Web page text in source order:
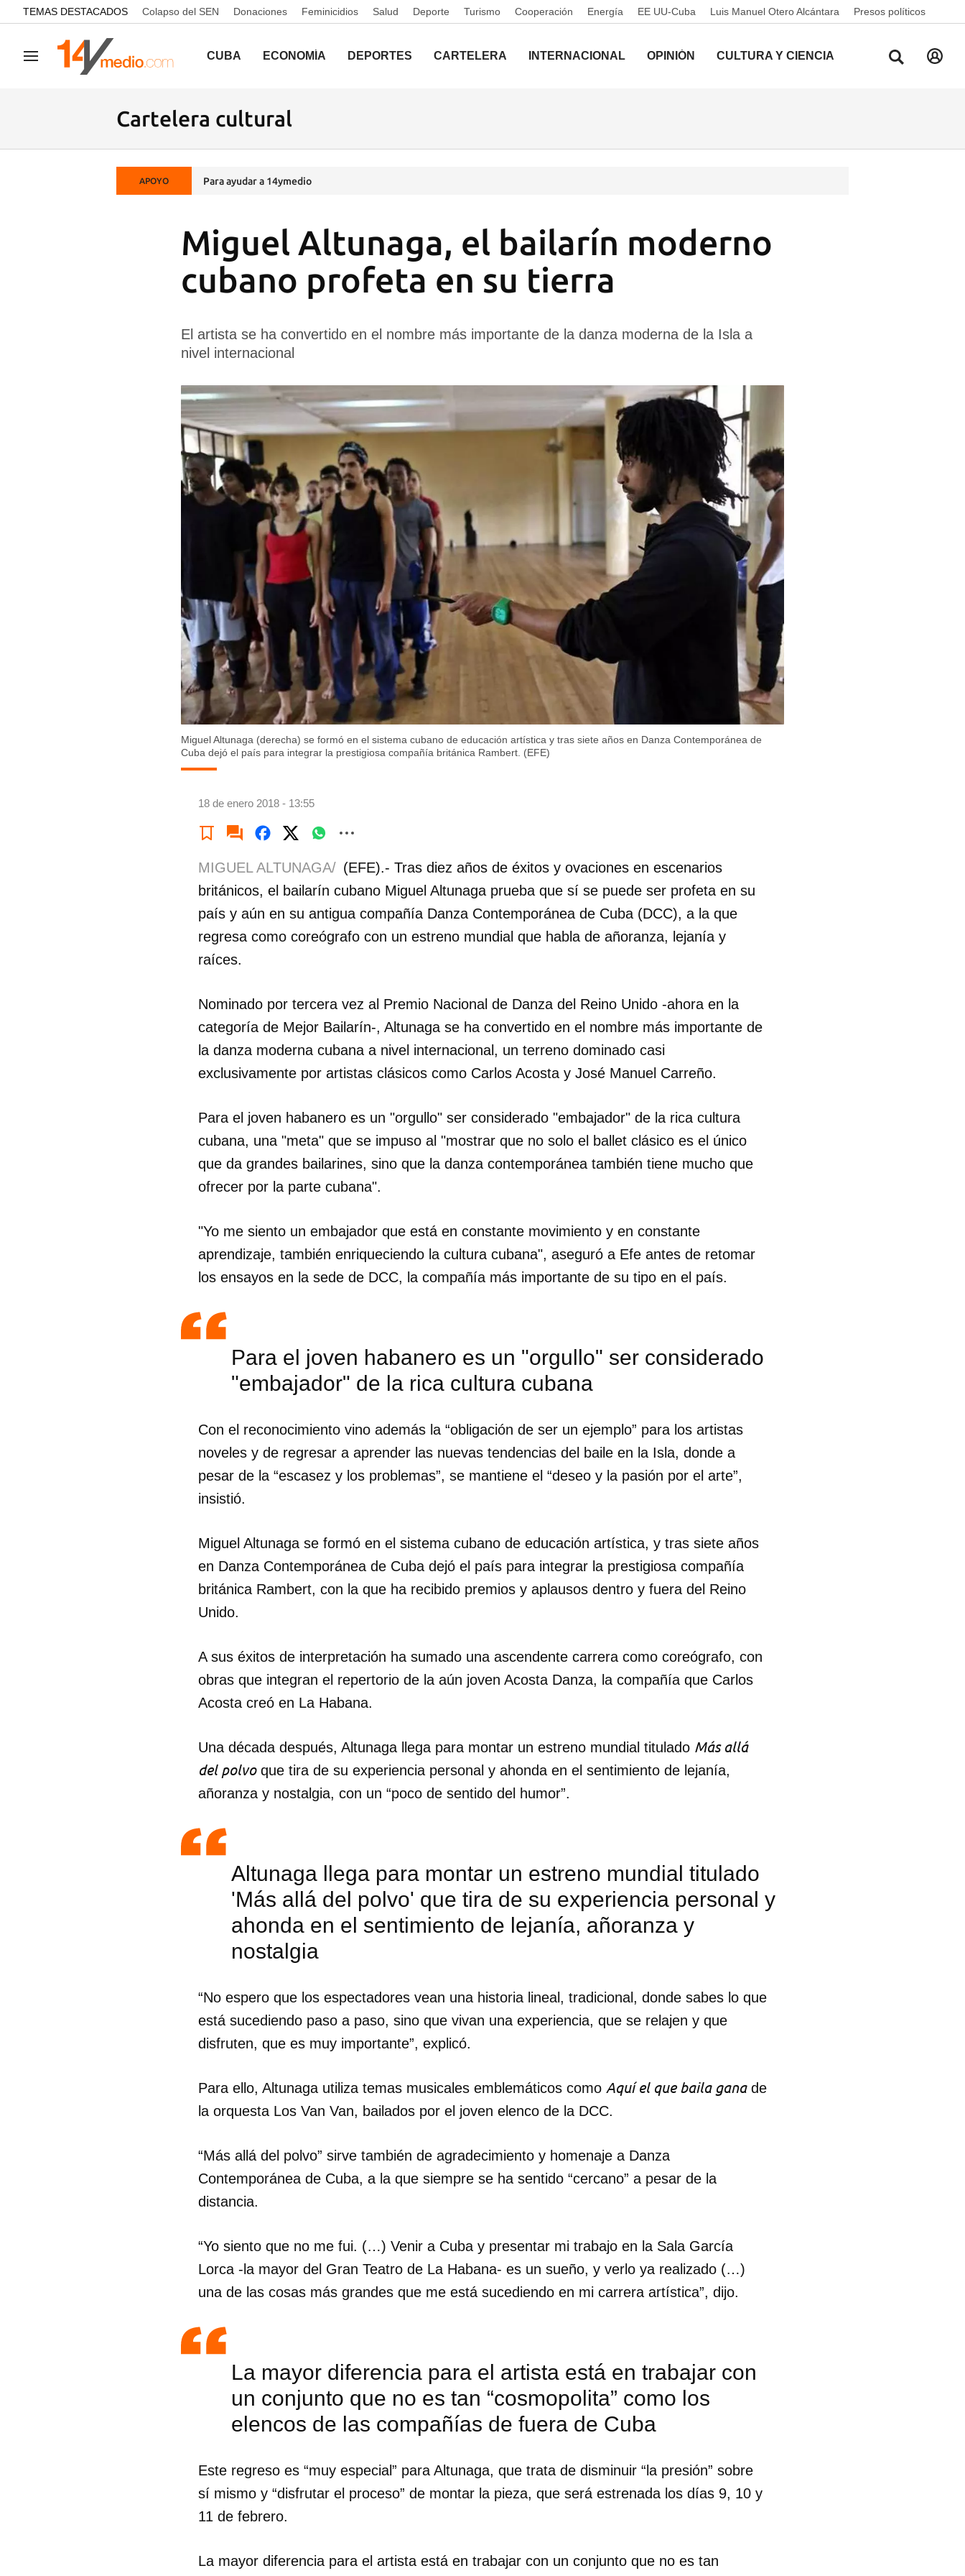
common.go-to-content
TEMAS DESTACADOS Colapso del SEN Donaciones Feminicidios Salud Deporte Turismo Cooperación Energía EE UU-Cuba Luis Manuel Otero Alcántara Presos políticos
Navegación CUBA ECONOMÍA DEPORTES CARTELERA INTERNACIONAL OPINIÓN CULTURA Y CIENCIA
Cartelera cultural
APOYO Para ayudar a 14ymedio
Miguel Altunaga, el bailarín moderno
cubano profeta en su tierra
El artista se ha convertido en el nombre más importante de la danza moderna de la Isla a
nivel internacional
Miguel Altunaga (derecha) se formó en el sistema cubano de educación artística y tras siete años en Danza Contemporánea de
Cuba dejó el país para integrar la prestigiosa compañía británica Rambert. (EFE)
18 de enero 2018 - 13:55
Guardar como favorito
Para poder guardar como favorito, primero has de iniciar sesión con tu
cuenta de 14ymedio.
MIGUEL ALTUNAGA/ (EFE).- Tras diez años de éxitos y ovaciones en escenarios
británicos, el bailarín cubano Miguel Altunaga prueba que sí se puede ser profeta en su
país y aún en su antigua compañía Danza Contemporánea de Cuba (DCC), a la que
regresa como coreógrafo con un estreno mundial que habla de añoranza, lejanía y
raíces.
Nominado por tercera vez al Premio Nacional de Danza del Reino Unido -ahora en la
categoría de Mejor Bailarín-, Altunaga se ha convertido en el nombre más importante de
la danza moderna cubana a nivel internacional, un terreno dominado casi
exclusivamente por artistas clásicos como Carlos Acosta y José Manuel Carreño.
Para el joven habanero es un "orgullo" ser considerado "embajador" de la rica cultura
cubana, una "meta" que se impuso al "mostrar que no solo el ballet clásico es el único
que da grandes bailarines, sino que la danza contemporánea también tiene mucho que
ofrecer por la parte cubana".
"Yo me siento un embajador que está en constante movimiento y en constante
aprendizaje, también enriqueciendo la cultura cubana", aseguró a Efe antes de retomar
los ensayos en la sede de DCC, la compañía más importante de su tipo en el país.
Para el joven habanero es un "orgullo" ser considerado
"embajador" de la rica cultura cubana
Con el reconocimiento vino además la “obligación de ser un ejemplo” para los artistas
noveles y de regresar a aprender las nuevas tendencias del baile en la Isla, donde a
pesar de la “escasez y los problemas”, se mantiene el “deseo y la pasión por el arte”,
insistió.
Miguel Altunaga se formó en el sistema cubano de educación artística, y tras siete años
en Danza Contemporánea de Cuba dejó el país para integrar la prestigiosa compañía
británica Rambert, con la que ha recibido premios y aplausos dentro y fuera del Reino
Unido.
A sus éxitos de interpretación ha sumado una ascendente carrera como coreógrafo, con
obras que integran el repertorio de la aún joven Acosta Danza, la compañía que Carlos
Acosta creó en La Habana.
Una década después, Altunaga llega para montar un estreno mundial titulado Más allá
del polvoque tira de su experiencia personal y ahonda en el sentimiento de lejanía,
añoranza y nostalgia, con un “poco de sentido del humor”.
Altunaga llega para montar un estreno mundial titulado
'Más allá del polvo' que tira de su experiencia personal y
ahonda en el sentimiento de lejanía, añoranza y
nostalgia
“No espero que los espectadores vean una historia lineal, tradicional, donde sabes lo que
está sucediendo paso a paso, sino que vivan una experiencia, que se relajen y que
disfruten, que es muy importante”, explicó.
Para ello, Altunaga utiliza temas musicales emblemáticos como Aquí el que baila ganade
la orquesta Los Van Van, bailados por el joven elenco de la DCC.
“Más allá del polvo” sirve también de agradecimiento y homenaje a Danza
Contemporánea de Cuba, a la que siempre se ha sentido “cercano” a pesar de la
distancia.
“Yo siento que no me fui. (…) Venir a Cuba y presentar mi trabajo en la Sala García
Lorca -la mayor del Gran Teatro de La Habana- es un sueño, y verlo ya realizado (…)
una de las cosas más grandes que me está sucediendo en mi carrera artística”, dijo.
La mayor diferencia para el artista está en trabajar con
un conjunto que no es tan “cosmopolita” como los
elencos de las compañías de fuera de Cuba
Este regreso es “muy especial” para Altunaga, que trata de disminuir “la presión” sobre
sí mismo y “disfrutar el proceso” de montar la pieza, que será estrenada los días 9, 10 y
11 de febrero.
La mayor diferencia para el artista está en trabajar con un conjunto que no es tan